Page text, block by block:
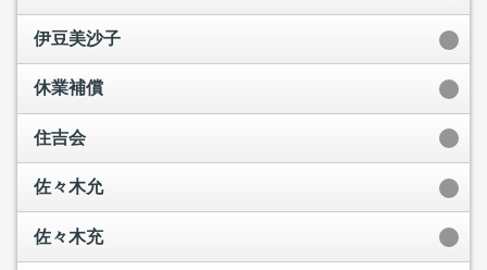
伊豆美沙子
休業補償
住吉会
佐々木允
佐々木充